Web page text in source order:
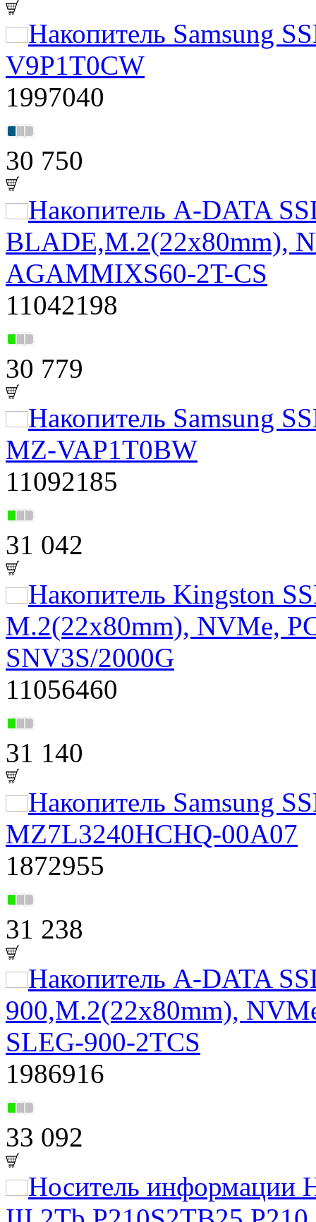
Накопитель Samsung
V9P1T0CW
1997040
30 750
Накопитель A-DATA
BLADE,M.2(22x80mm),
AGAMMIXS60-2T-CS
11042198
30 779
Накопитель Samsung
MZ-VAP1T0BW
11092185
31 042
Накопитель Kingston
M.2(22x80mm), NVMe,
SNV3S/2000G
11056460
31 140
Накопитель Samsung
MZ7L3240HCHQ-00A07
1872955
31 238
Накопитель A-DATA
900,M.2(22x80mm),
SLEG-900-2TCS
1986916
33 092
Носитель информации